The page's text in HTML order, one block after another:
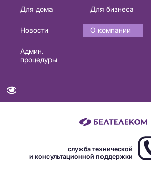
Основная
навигация
Для дома Для бизнеса
Новости
О компании
Админ.
процедуры
служба технической
и консультационной поддержки